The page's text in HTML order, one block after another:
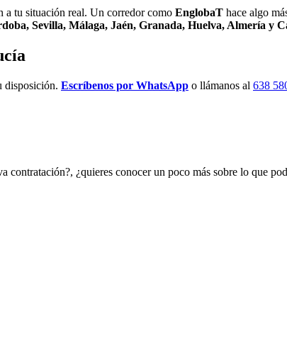
a tu situación real. Un corredor como EnglobaT hace algo
Sevilla, Málaga, Jaén, Granada, Huelva, Almería y
disposición. Escríbenos por WhatsApp o llámanos al 638
contratación?, ¿quieres conocer un poco más sobre lo que